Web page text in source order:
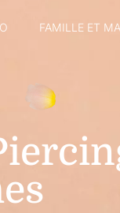
FAMILLE ET